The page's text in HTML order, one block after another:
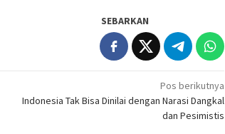
SEBARKAN
Pos berikutnya
Indonesia Tak Bisa Dinilai dengan Narasi Dangkal
dan Pesimistis